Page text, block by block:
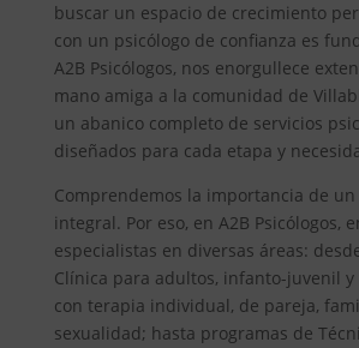
buscar un espacio de crecimiento
con un psicólogo de confianza es
A2B Psicólogos, nos enorgullece
mano amiga a la comunidad de
un abanico completo de servicios
diseñados para cada etapa y
Comprendemos la importancia de
integral. Por eso, en A2B Psicólogos,
especialistas en diversas áreas:
Clínica para adultos, infanto-juvenil y
con terapia individual, de pareja,
sexualidad; hasta programas de